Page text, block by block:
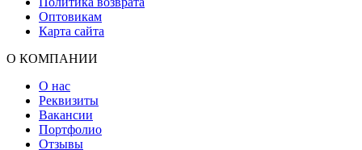
Оптовикам
Карта сайта
О КОМПАНИИ
О нас
Реквизиты
Вакансии
Портфолио
Отзывы